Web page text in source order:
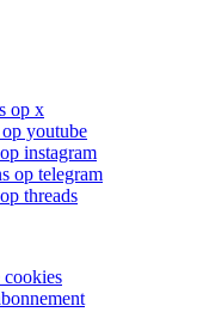
op x
youtube
instagram
op telegram
threads